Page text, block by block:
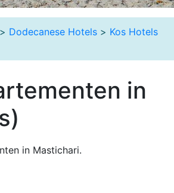
> Dodecanese Hotels > Kos Hotels
in
in Mastichari.